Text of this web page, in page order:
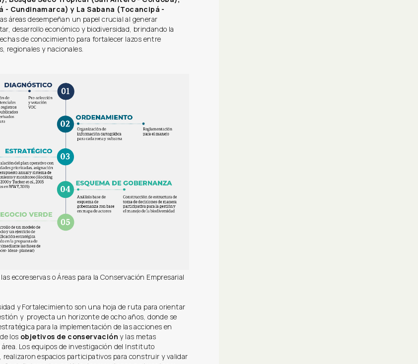
- Cundinamarca) y La Sabana (Tocancipá -
áreas desempeñan un papel crucial al generar
desarrollo económico y biodiversidad, brindando la
de conocimiento para fortalecer lazos entre
regionales y nacionales.
ecoreservas o Áreas para la Conservación Empresarial
y Fortalecimiento son una hoja de ruta para orientar
y proyecta un horizonte de ocho años, donde se
para la implementación de las acciones en
los objetivos de conservación y las metas
área. Los equipos de investigación del Instituto
realizaron espacios participativos para construir y validar